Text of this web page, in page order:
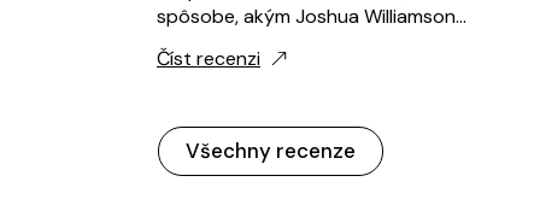
spôsobe, akým Joshua Williamson
pracuje s Batmanovou psychológiou.
Scenár prirodzene nadväzuje na…
Číst recenzi
Všechny recenze